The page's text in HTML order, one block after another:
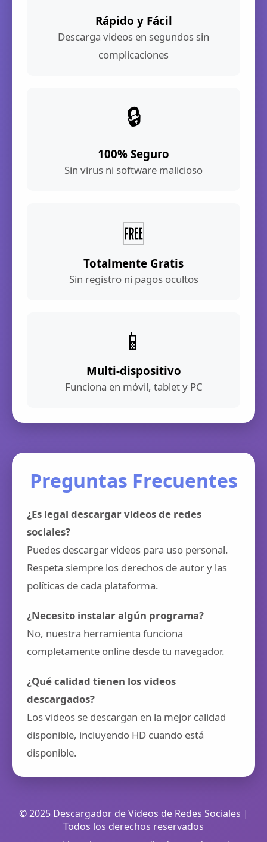
Rápido y Fácil
Descarga videos en segundos sin
complicaciones
🔒
100% Seguro
Sin virus ni software malicioso
🆓
Totalmente Gratis
Sin registro ni pagos ocultos
📱
Multi-dispositivo
Funciona en móvil, tablet y PC
Preguntas Frecuentes
¿Es legal descargar videos de redes
sociales?
Puedes descargar videos para uso personal.
Respeta siempre los derechos de autor y las
políticas de cada plataforma.
¿Necesito instalar algún programa?
No, nuestra herramienta funciona
completamente online desde tu navegador.
¿Qué calidad tienen los videos
descargados?
Los videos se descargan en la mejor calidad
disponible, incluyendo HD cuando está
disponible.
© 2025 Descargador de Videos de Redes Sociales |
Todos los derechos reservados